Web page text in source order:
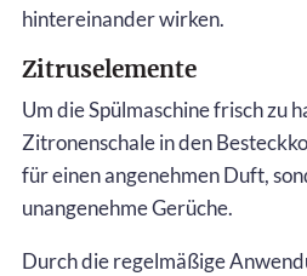
hintereinander wirken.
Zitruselemente
Um die Spülmaschine frisch zu
Zitronenschale in den
für einen angenehmen Duft,
unangenehme Gerüche.
Durch die regelmäßige